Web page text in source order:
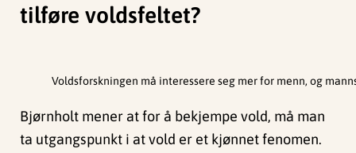
tilføre voldsfeltet?
Voldsforskningen må interessere seg mer for menn, og
Bjørnholt mener at for å bekjempe vold, må man
ta utgangspunkt i at vold er et kjønnet fenomen.